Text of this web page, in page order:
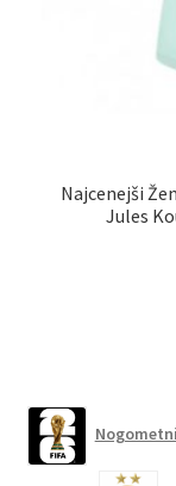
Najcenejši
Jules